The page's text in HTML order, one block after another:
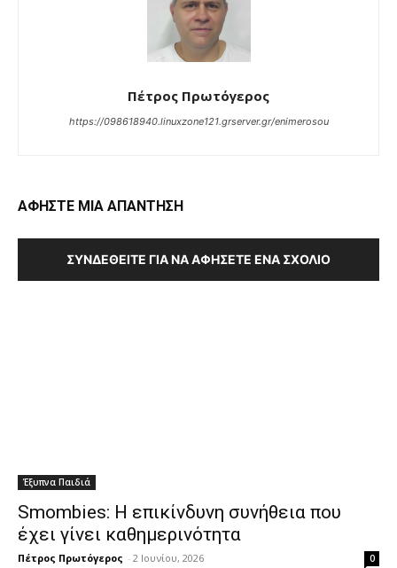
Πέτρος Πρωτόγερος
https://098618940.linuxzone121.grserver.gr/enimerosou
ΑΦΗΣΤΕ ΜΙΑ ΑΠΑΝΤΗΣΗ
ΣΥΝΔΕΘΕΊΤΕ ΓΙΑ ΝΑ ΑΦΉΣΕΤΕ ΈΝΑ ΣΧΌΛΙΟ
Έξυπνα Παιδιά
Smombies: Η επικίνδυνη συνήθεια που
έχει γίνει καθημερινότητα
Πέτρος Πρωτόγερος - 2 Ιουνίου, 2026 0